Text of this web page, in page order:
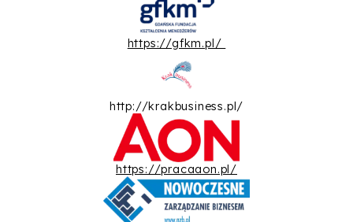
https://gfkm.pl/
http://krakbusiness.pl/
https://pracaaon.pl/